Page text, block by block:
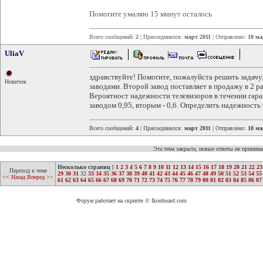
Помогите умаляю 15 минут осталось
Всего сообщений: 2 | Присоединился: март 2011 | Отправлено: 10
UliaV
Новичок
здравствуйте! Помогите, пожалуйста решить
заводами. Второй завод поставляет в продажу в 2
Вероятност надежности телевизоров в течении
заводом 0,95, вторым - 0,6. Определить
Всего сообщений: 4 | Присоединился: март 2011 | Отправлено: 18
Эта тема закрыта, новые ответы не
Переход к теме
<< Назад Вперед >>
Несколько страниц [ 1 2 3 4 5 6 7 8 9 10 11 12 13 14 15 16 17 18 19 20 21 22 23
29 30 31 32 33 34 35 36 37 38 39 40 41 42 43 44 45 46 47 48 49 50 51 52 53 54 55
61 62 63 64 65 66 67 68 69 70 71 72 73 74 75 76 77 78 79 80 81 82 83 84 85 86 87
Форум работает на скрипте © Ikonboard.com